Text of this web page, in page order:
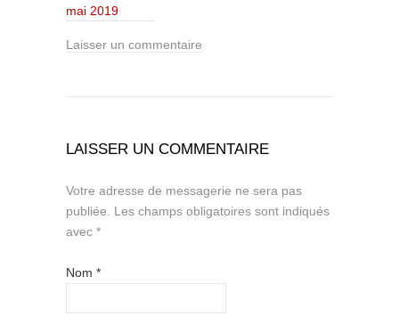
mai 2019
Laisser un commentaire
LAISSER UN COMMENTAIRE
Votre adresse de messagerie ne sera pas
publiée.
Les champs obligatoires sont indiqués
avec *
Nom *